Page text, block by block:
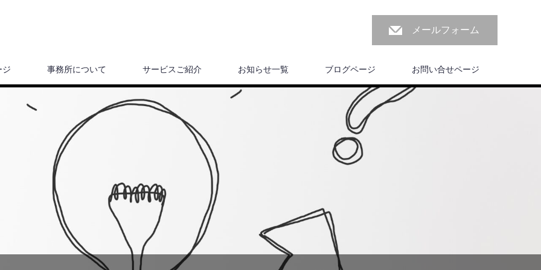
メールフォーム
ジ 事務所について サービスご紹介 お知らせ一覧 ブログページ お問い合せページ